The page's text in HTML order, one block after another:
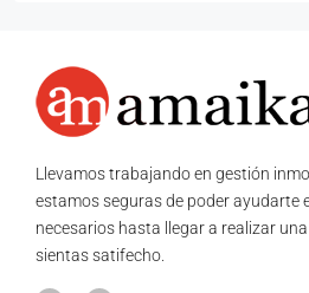
Llevamos trabajando en gestión
estamos seguras de poder ayudarte
necesarios hasta llegar a realizar
sientas satifecho.